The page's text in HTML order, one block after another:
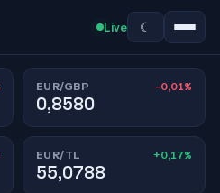
Live ☾
EUR/GBP -0,01%
0,8580
EUR/TL +0,17%
55,0788